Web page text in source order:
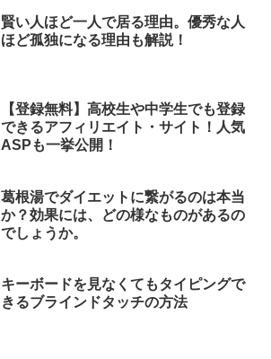
賢い人ほど一人で居る理由。優秀な人
ほど孤独になる理由も解説！
【登録無料】高校生や中学生でも登録
できるアフィリエイト・サイト！人気
ASPも一挙公開！
葛根湯でダイエットに繋がるのは本当
か？効果には、どの様なものがあるの
でしょうか。
キーボードを見なくてもタイピングで
きるブラインドタッチの方法